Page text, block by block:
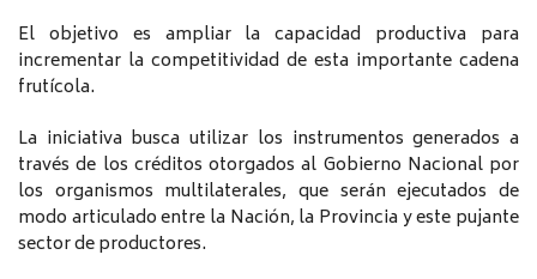
El objetivo es ampliar la capacidad productiva para
incrementar la competitividad de esta importante cadena
frutícola.
La iniciativa busca utilizar los instrumentos generados a
través de los créditos otorgados al Gobierno Nacional por
los organismos multilaterales, que serán ejecutados de
modo articulado entre la Nación, la Provincia y este pujante
sector de productores.